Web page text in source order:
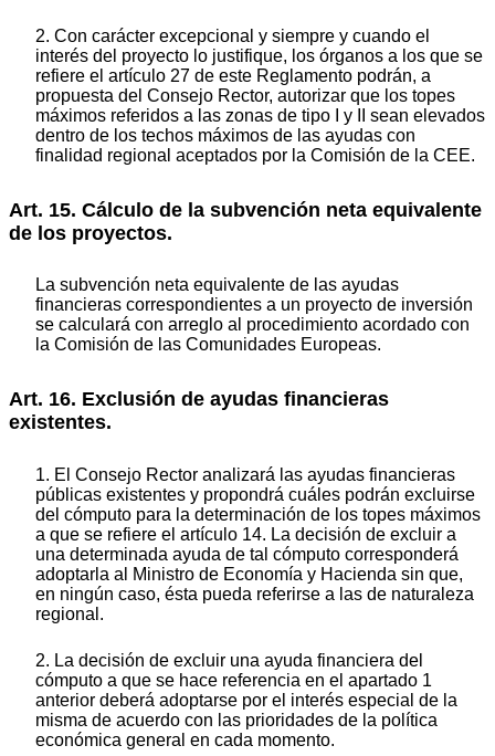
2. Con carácter excepcional y siempre y cuando el
interés del proyecto lo justifique, los órganos a los que se
refiere el artículo 27 de este Reglamento podrán, a
propuesta del Consejo Rector, autorizar que los topes
máximos referidos a las zonas de tipo I y II sean elevados
dentro de los techos máximos de las ayudas con
finalidad regional aceptados por la Comisión de la CEE.
Art. 15. Cálculo de la subvención neta equivalente
de los proyectos.
La subvención neta equivalente de las ayudas
financieras correspondientes a un proyecto de inversión
se calculará con arreglo al procedimiento acordado con
la Comisión de las Comunidades Europeas.
Art. 16. Exclusión de ayudas financieras
existentes.
1. El Consejo Rector analizará las ayudas financieras
públicas existentes y propondrá cuáles podrán excluirse
del cómputo para la determinación de los topes máximos
a que se refiere el artículo 14. La decisión de excluir a
una determinada ayuda de tal cómputo corresponderá
adoptarla al Ministro de Economía y Hacienda sin que,
en ningún caso, ésta pueda referirse a las de naturaleza
regional.
2. La decisión de excluir una ayuda financiera del
cómputo a que se hace referencia en el apartado 1
anterior deberá adoptarse por el interés especial de la
misma de acuerdo con las prioridades de la política
económica general en cada momento.